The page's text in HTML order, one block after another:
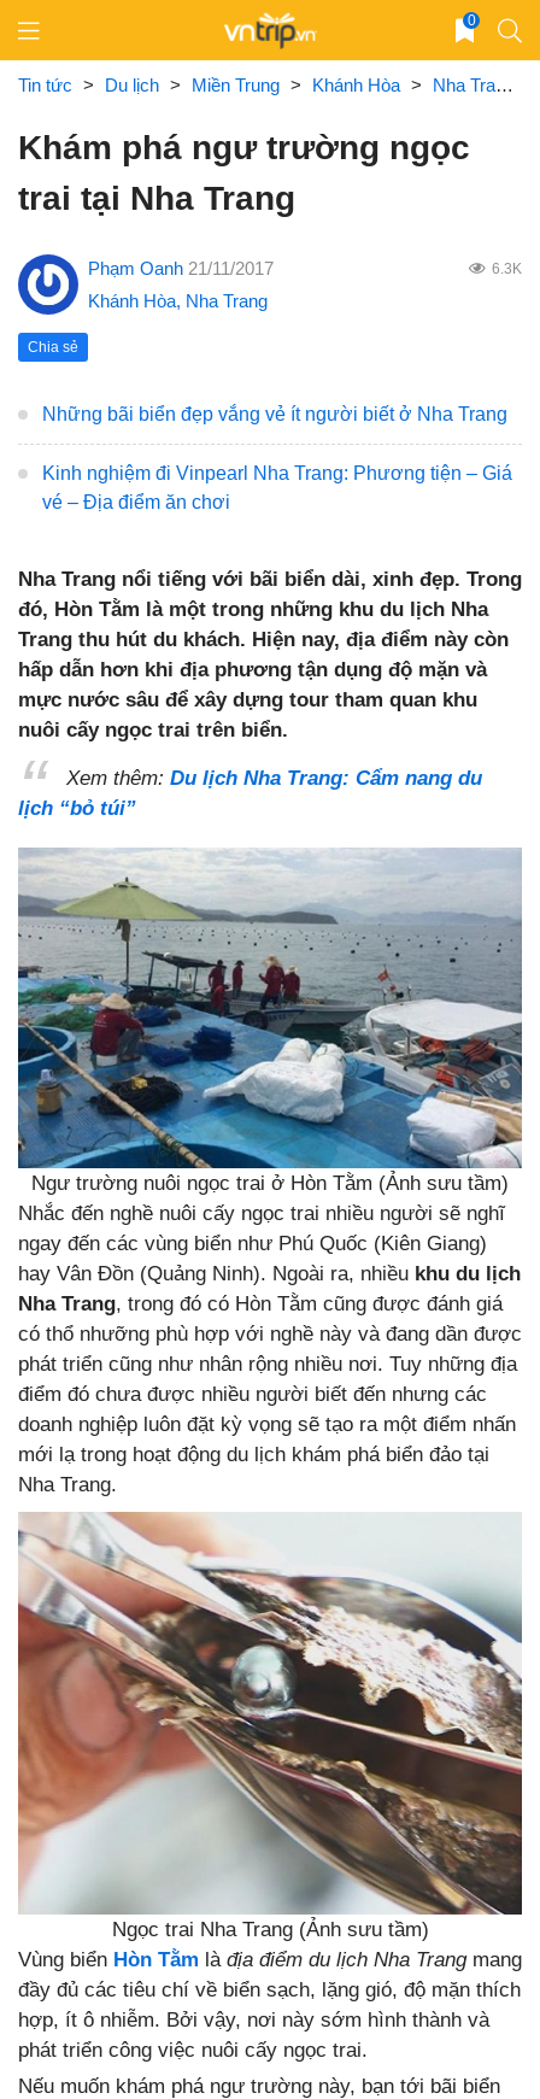
content
0
Tin tức > Du lịch > Miền Trung > Khánh Hòa > Nha Trang
Khám phá ngư trường ngọc
trai tại Nha Trang
Phạm Oanh 21/11/2017 6.3K
Khánh Hòa, Nha Trang
Chia sẻ
Những bãi biển đẹp vắng vẻ ít người biết ở Nha Trang
Kinh nghiệm đi Vinpearl Nha Trang: Phương tiện – Giá
vé – Địa điểm ăn chơi
Nha Trang nổi tiếng với bãi biển dài, xinh đẹp. Trong
đó, Hòn Tằm là một trong những khu du lịch Nha
Trang thu hút du khách. Hiện nay, địa điểm này còn
hấp dẫn hơn khi địa phương tận dụng độ mặn và
mực nước sâu để xây dựng tour tham quan khu
nuôi cấy ngọc trai trên biển.
Xem thêm: Du lịch Nha Trang: Cẩm nang du
lịch “bỏ túi”
Ngư trường nuôi ngọc trai ở Hòn Tằm (Ảnh sưu tầm)
Nhắc đến nghề nuôi cấy ngọc trai nhiều người sẽ nghĩ
ngay đến các vùng biển như Phú Quốc (Kiên Giang)
hay Vân Đồn (Quảng Ninh). Ngoài ra, nhiều khu du lịch
Nha Trang, trong đó có Hòn Tằm cũng được đánh giá
có thổ nhưỡng phù hợp với nghề này và đang dần được
phát triển cũng như nhân rộng nhiều nơi. Tuy những địa
điểm đó chưa được nhiều người biết đến nhưng các
doanh nghiệp luôn đặt kỳ vọng sẽ tạo ra một điểm nhấn
mới lạ trong hoạt động du lịch khám phá biển đảo tại
Nha Trang.
Ngọc trai Nha Trang (Ảnh sưu tầm)
Vùng biển Hòn Tằm là địa điểm du lịch Nha Trangmang
đầy đủ các tiêu chí về biển sạch, lặng gió, độ mặn thích
hợp, ít ô nhiễm. Bởi vậy, nơi này sớm hình thành và
phát triển công việc nuôi cấy ngọc trai.
Nếu muốn khám phá ngư trường này, bạn tới bãi biển